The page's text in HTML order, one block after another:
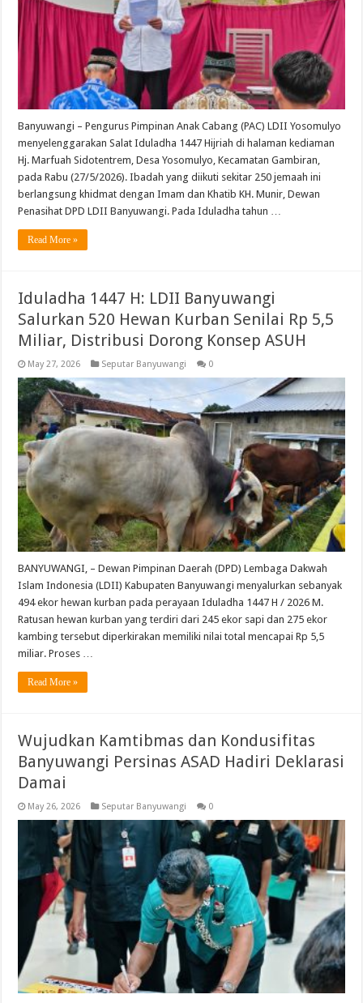
Banyuwangi – Pengurus Pimpinan Anak Cabang (PAC) LDII Yosomulyo
menyelenggarakan Salat Iduladha 1447 Hijriah di halaman kediaman
Hj. Marfuah Sidotentrem, Desa Yosomulyo, Kecamatan Gambiran,
pada Rabu (27/5/2026). Ibadah yang diikuti sekitar 250 jemaah ini
berlangsung khidmat dengan Imam dan Khatib KH. Munir, Dewan
Penasihat DPD LDII Banyuwangi. Pada Iduladha tahun …
Read More »
Iduladha 1447 H: LDII Banyuwangi
Salurkan 520 Hewan Kurban Senilai Rp 5,5
Miliar, Distribusi Dorong Konsep ASUH
May 27, 2026 Seputar Banyuwangi 0
BANYUWANGI, – Dewan Pimpinan Daerah (DPD) Lembaga Dakwah
Islam Indonesia (LDII) Kabupaten Banyuwangi menyalurkan sebanyak
494 ekor hewan kurban pada perayaan Iduladha 1447 H / 2026 M.
Ratusan hewan kurban yang terdiri dari 245 ekor sapi dan 275 ekor
kambing tersebut diperkirakan memiliki nilai total mencapai Rp 5,5
miliar. Proses …
Read More »
Wujudkan Kamtibmas dan Kondusifitas
Banyuwangi Persinas ASAD Hadiri Deklarasi
Damai
May 26, 2026 Seputar Banyuwangi 0